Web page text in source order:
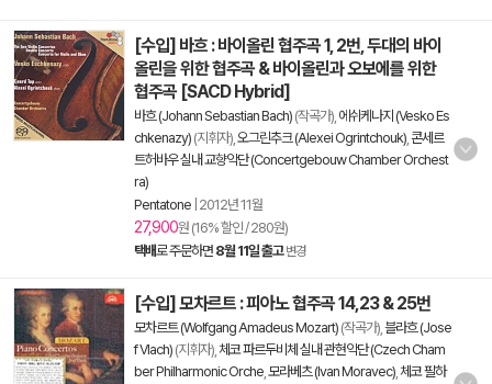
[수입] 바흐 : 바이올린 협주곡 1, 2번, 두대의 바이
올린을 위한 협주곡 & 바이올린과 오보에를 위한
협주곡 [SACD Hybrid]
바흐 (Johann Sebastian Bach) (작곡가), 에쉬케나지 (Vesko Es
chkenazy) (지휘자), 오그린추크 (Alexei Ogrintchouk) 콘세르
트허바우 실내 교향악단 (Concertgebouw Chamber Orchest
ra)
Pentatone 2012년 11월
27,900원 (16% 할인 / 280원)
택배로 주문하면 8월 11일 출고 변경
[수입] 모차르트 : 피아노 협주곡 14,23 & 25번
모차르트 (Wolfgang Amadeus Mozart) (작곡가), 블라흐 (Jose
f Vlach) (지휘자), 체코 파르두비체 실내 관현악단 (Czech Cham
ber Philharmonic Orche 모라베츠 (Ivan Moravec) 체코 필하